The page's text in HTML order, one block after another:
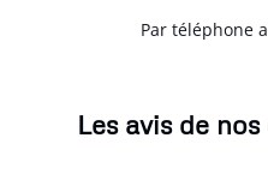
Par téléphone
Les avis de